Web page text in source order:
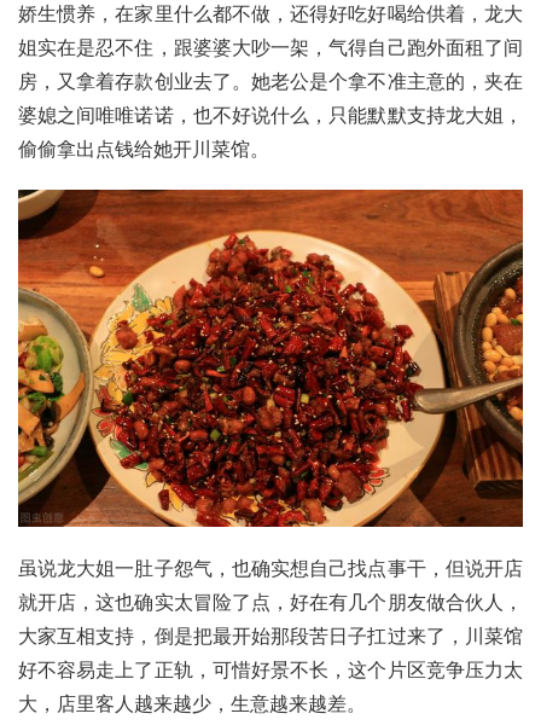
娇生惯养，在家里什么都不做，还得好吃好喝给供着，龙大
姐实在是忍不住，跟婆婆大吵一架，气得自己跑外面租了间
房，又拿着存款创业去了。她老公是个拿不准主意的，夹在
婆媳之间唯唯诺诺，也不好说什么，只能默默支持龙大姐，
偷偷拿出点钱给她开川菜馆。
虽说龙大姐一肚子怨气，也确实想自己找点事干，但说开店
就开店，这也确实太冒险了点，好在有几个朋友做合伙人，
大家互相支持，倒是把最开始那段苦日子扛过来了，川菜馆
好不容易走上了正轨，可惜好景不长，这个片区竞争压力太
大，店里客人越来越少，生意越来越差。